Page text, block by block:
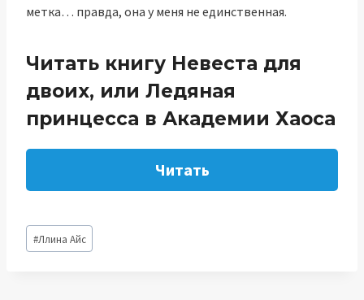
метка… правда, она у меня не единственная.
Читать книгу Невеста для
двоих, или Ледяная
принцесса в Академии Хаоса
Читать
Метки
записи:
#Ллина Айс